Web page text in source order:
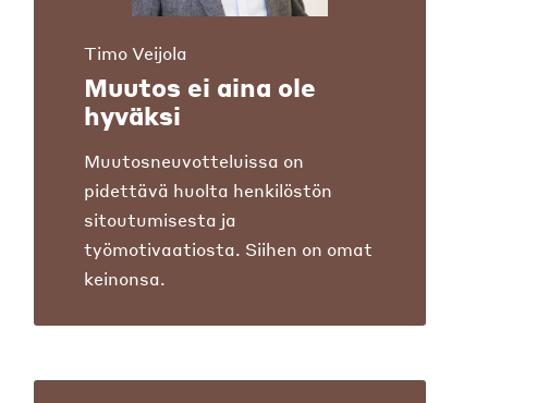
Timo Veijola
Muutos ei aina ole
hyväksi
Muutosneuvotteluissa on
pidettävä huolta henkilöstön
sitoutumisesta ja
työmotivaatiosta. Siihen on omat
keinonsa.